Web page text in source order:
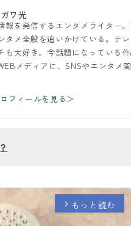
ワ光
報を発信するエンタメライター
タメ全般を追いかけている。テ
も大好き。今話題になっている
メディアに、SNSやエンタメ
フィールを見る＞
arrow_forward_ios もっと読む